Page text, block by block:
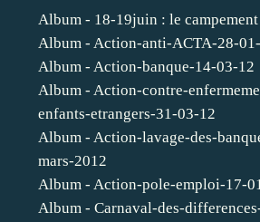
Album - 18-19juin : le campement
Album - Action-anti-ACTA-28-
Album - Action-banque-14-03-12
Album - Action-contre-
enfants-etrangers-31-03-12
Album - Action-lavage-des-
mars-2012
Album - Action-pole-emploi-17-
Album - Carnaval-des-